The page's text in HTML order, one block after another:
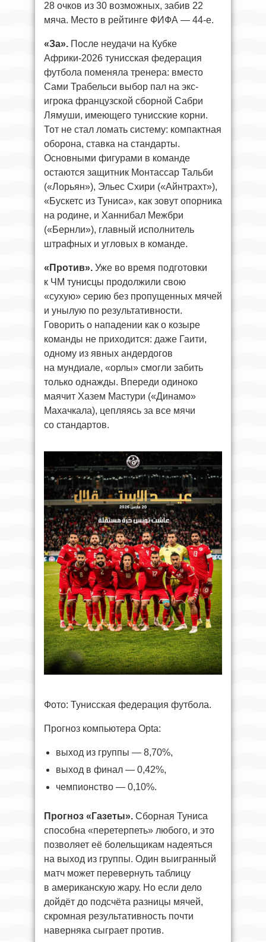
28 очков из 30 возможных, забив 22
мяча. Место в рейтинге ФИФА — 44-е.
«За». После неудачи на Кубке
Африки-2026 тунисская федерация
футбола поменяла тренера: вместо
Сами Трабельси выбор пал на экс-
игрока французской сборной Сабри
Лямуши, имеющего тунисские корни.
Тот не стал ломать систему: компактная
оборона, ставка на стандарты.
Основными фигурами в команде
остаются защитник Монтассар Тальби
(«Лорьян»), Эльес Схири («Айнтрахт»),
«Бускетс из Туниса», как зовут опорника
на родине, и Ханнибал Межбри
(«Бернли»), главный исполнитель
штрафных и угловых в команде.
«Против». Уже во время подготовки
к ЧМ тунисцы продолжили свою
«сухую» серию без пропущенных мячей
и унылую по результативности.
Говорить о нападении как о козыре
команды не приходится: даже Гаити,
одному из явных андердогов
на мундиале, «орлы» смогли забить
только однажды. Впереди одиноко
маячит Хазем Мастури («Динамо»
Махачкала), цепляясь за все мячи
со стандартов.
Фото: Тунисская федерация футбола.
Прогноз компьютера Opta:
выход из группы — 8,70%,
выход в финал — 0,42%,
чемпионство — 0,10%.
Прогноз «Газеты». Сборная Туниса
способна «перетерпеть» любого, и это
позволяет её болельщикам надеяться
на выход из группы. Один выигранный
матч может перевернуть таблицу
в американскую жару. Но если дело
дойдёт до подсчёта разницы мячей,
скромная результативность почти
наверняка сыграет против.